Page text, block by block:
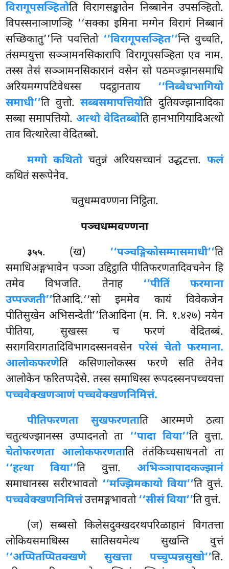
विरागूपसञ्हितोति विरागसङ्खातेन निब्बानेन उपसञ्हितो.
विपस्सनाञाणञ्हि ‘‘सक्का इमिना मग्गेन विरागं निब्बानं
सच्छिकातु’’न्ति पवत्तितो ‘‘विरागूपसञ्हित’’न्ति वुच्चति,
तंसम्पयुत्ता सञ्ञामनसिकारापि विरागूपसञ्हिता एव नाम.
तस्स तेसं सञ्ञामनसिकारानं वसेन सो पठमज्झानसमाधि
अरियमग्गपटिवेधस्स पदट्ठानताय ‘‘निब्बेधभागियो
समाधी’’ति वुत्तो.सब्बसमापत्तियोति दुतियज्झानादिका
सब्बा समापत्तियो. अत्थो वेदितब्बोति हानभागियादिअत्थो
ताव वित्थारेत्वा वेदितब्बो.
मग्गो कथितोचतुन्नं अरियसच्चानं उद्धटत्ता. फलं
कथितं सरूपेनेव.
चतुधम्मवण्णना निट्ठिता.
पञ्चधम्मवण्णना
३५५. (ख) ‘‘पञ्चङ्गिकोसम्मासमाधी’’ति
समाधिअङ्गभावेन पञ्ञा उद्दिट्ठाति पीतिफरणतादिवचनेन हि
तमेव विभजति. तेनाह ‘‘पीतिं फरमाना
उप्पज्जती’’तिआदि.‘‘सो इममेव कायं विवेकजेन
पीतिसुखेन अभिसन्देती’’तिआदिना (म. नि. १.४२७) नयेन
पीतिया, सुखस्स च फरणं वेदितब्बं.
सरागविरागतादिविभागदस्सनवसेनपरेसं चेतो फरमाना.
आलोकफरणेति कसिणालोकस्स फरणे सति तेनेव
आलोकेन फरितप्पदेसे. तस्स समाधिस्स रूपदस्सनपच्चयत्ता
पच्चवेक्खणञाणं पच्चवेक्खणनिमित्तं.
पीतिफरणता सुखफरणताति आरम्मणे ठत्वा
चतुत्थज्झानस्स उप्पादनतो ता ‘‘पादा विया’’ति वुत्ता.
चेतोफरणता आलोकफरणताति तंतंकिच्चसाधनतो ता
‘‘हत्था विया’’ति वुत्ता. अभिञ्ञापादकज्झानं
समाधानस्स सरीरभावतो ‘‘मज्झिमकायो विया’’ति वुत्तं.
पच्चवेक्खणनिमित्तंउत्तमङ्गभावतो‘‘सीसं विया’’ति वुत्तं.
(ज) सब्बसो किलेसदुक्खदरथपरिळाहानं विगतत्ता
लोकियसमाधिस्स सातिसयमेत्थ सुखन्ति वुत्तं
‘‘अप्पितप्पितक्खणे सुखत्ता पच्चुप्पन्नसुखो’’ति.